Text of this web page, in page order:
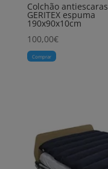
Colchão antiescaras
GERITEX espuma
190x90x10cm
100,00€
Comprar